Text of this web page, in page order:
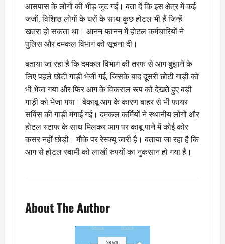
आसपास के लोगों की भीड़ जुट गई। बता दें कि इस क्षेत्र में कई
जजों, विशिष्ठ लोगों के घरों के साथ कुछ होटल भी हैं जिन्हें
खतरा हो सकता था। आनन-फानन में होटल कर्मचारियों ने
पुलिस और दमकल विभाग को सूचना दी।
बताया जा रहा है कि दमकल विभाग की तरफ से आग बुझाने के
लिए पहले छोटी गाड़ी भेजी गई, जिसके बाद दूसरी छोटी गाड़ी को
भी भेजा गया और फिर आग के विकराल रूप को देखते हुए बड़ी
गाड़ी को भेजा गया। बेकाबू आग के कारण बाहर से भी फायर
सर्विस की गाड़ी मंगाई गई। दमकल कर्मियों ने स्थानीय लोगों और
होटल स्टाफ के साथ मिलकर आग पर काबू पाने में कोई कोर
कसर नहीं छोड़ी। मौके पर रेस्क्यू जारी है। बताया जा रहा है कि
आग से होटल स्वामी को लाखों रुपयों का नुकसान हो गया है।
About The Author